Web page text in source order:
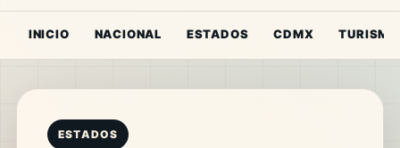
INICIO NACIONAL ESTADOS CDMX TURISMO
ESTADOS